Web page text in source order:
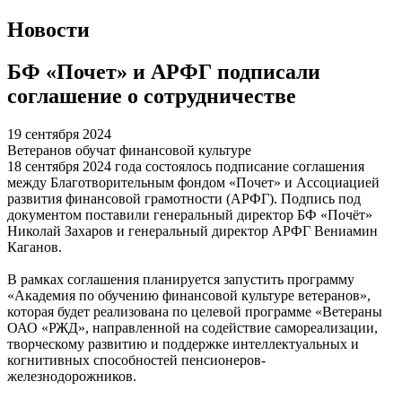
Новости
БФ «Почет» и АРФГ подписали
соглашение о сотрудничестве
19 сентября 2024
Ветеранов обучат финансовой культуре
18 сентября 2024 года состоялось подписание соглашения
между Благотворительным фондом «Почет» и Ассоциацией
развития финансовой грамотности (АРФГ). Подпись под
документом поставили генеральный директор БФ «Почёт»
Николай Захаров и генеральный директор АРФГ Вениамин
Каганов.
В рамках соглашения планируется запустить программу
«Академия по обучению финансовой культуре ветеранов»,
которая будет реализована по целевой программе «Ветераны
ОАО «РЖД», направленной на содействие самореализации,
творческому развитию и поддержке интеллектуальных и
когнитивных способностей пенсионеров-
железнодорожников.